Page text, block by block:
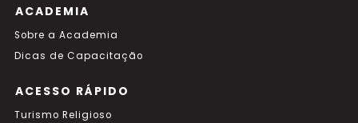
ACADEMIA
Sobre a Academia
Dicas de Capacitação
ACESSO RÁPIDO
Turismo Religioso